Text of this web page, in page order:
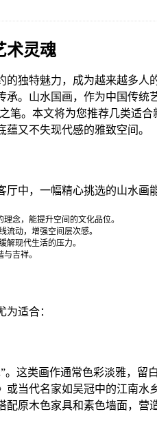
术灵魂
独特魅力，成为越来越多人
。山水国画，作为中国传统
笔。本文将为您推荐几类适合
又不失现代感的雅致空间。
中，一幅精心挑选的山水画
念，能提升空间的文化品位。
流动，增强空间层次感。
解现代生活的压力。
吉祥。
适合：
这类画作通常色彩淡雅，留
当代名家如吴冠中的江南水
原木色家具和素色墙面，营